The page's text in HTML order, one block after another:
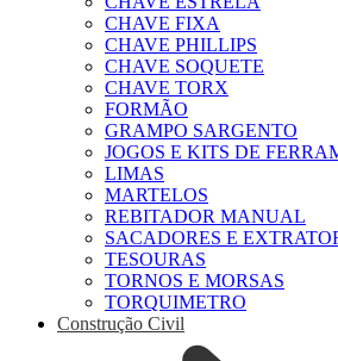
CHAVE FIXA
CHAVE PHILLIPS
CHAVE SOQUETE
CHAVE TORX
FORMÃO
GRAMPO SARGENTO
JOGOS E KITS DE
LIMAS
MARTELOS
REBITADOR MANUAL
SACADORES E
TESOURAS
TORNOS E MORSAS
TORQUIMETRO
Construção Civil